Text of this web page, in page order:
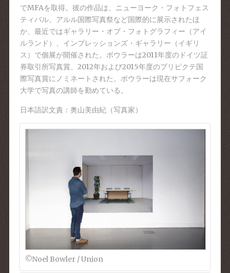
でMFAを取得。彼の作品は、ニューヨーク・フォ トフェス
ティバル、アルル国際写真祭など国際的に展示されたほ
か、最近ではギャラリー・オブ・フォトグラフィー （アイ
ルランド）、インプレッションズ・ギャラリー（イギリ
ス）で個展が開催された。ボウラーは2011年度のドイツ証
券取引所写真賞、2012年および2015年度のプリピクテ国
際写真賞にノミネートされた。ボウラーは現在サフォーク
大学で写真の講師を勤めている。
日本語訳文責：奥山美由紀（写真家）
©Noel Bowler / Union